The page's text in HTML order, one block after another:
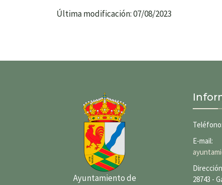
Última modificación: 07/08/2023
Ayuntamiento de
Teléfono:
E-mail:
28743 -